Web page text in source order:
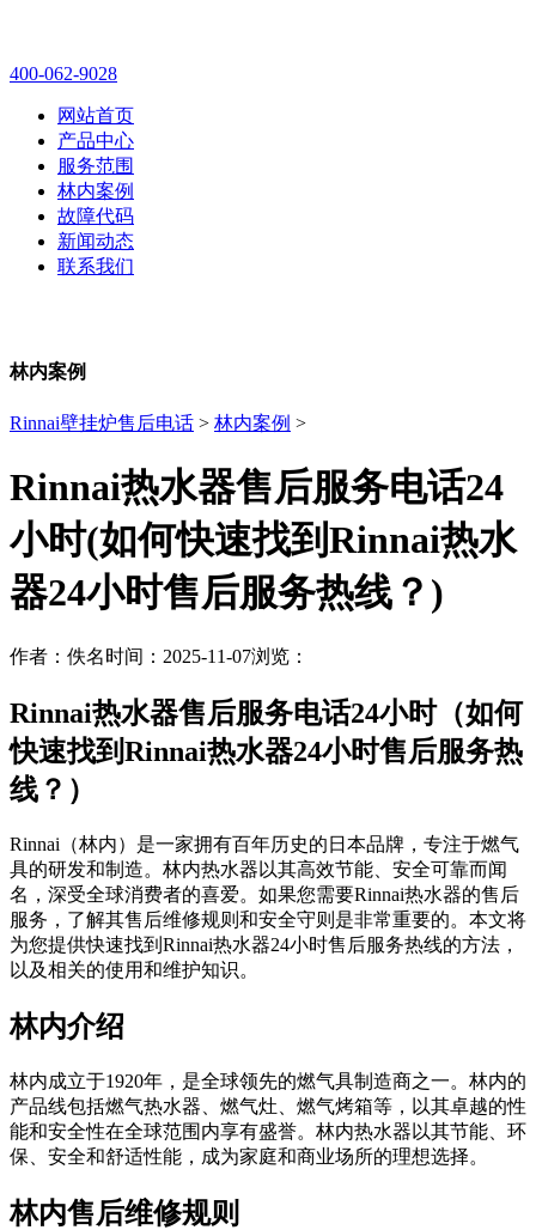
400-062-9028
网站首页
产品中心
服务范围
林内案例
故障代码
新闻动态
联系我们
林内案例
Rinnai壁挂炉售后电话 > 林内案例 >
Rinnai热水器售后服务电话24
小时(如何快速找到Rinnai热水
器24小时售后服务热线？)
作者：佚名时间：2025-11-07浏览：
Rinnai热水器售后服务电话24小时（如何
快速找到Rinnai热水器24小时售后服务热
线？）
Rinnai（林内）是一家拥有百年历史的日本品牌，专注于燃气
具的研发和制造。林内热水器以其高效节能、安全可靠而闻
名，深受全球消费者的喜爱。如果您需要Rinnai热水器的售后
服务，了解其售后维修规则和安全守则是非常重要的。本文将
为您提供快速找到Rinnai热水器24小时售后服务热线的方法，
以及相关的使用和维护知识。
林内介绍
林内成立于1920年，是全球领先的燃气具制造商之一。林内的
产品线包括燃气热水器、燃气灶、燃气烤箱等，以其卓越的性
能和安全性在全球范围内享有盛誉。林内热水器以其节能、环
保、安全和舒适性能，成为家庭和商业场所的理想选择。
林内售后维修规则